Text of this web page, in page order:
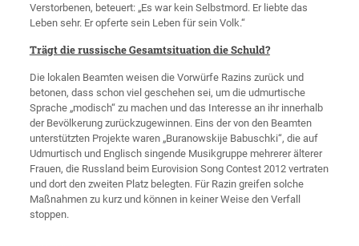
Verstorbenen, beteuert: „Es war kein Selbstmord. Er liebte das
Leben sehr. Er opferte sein Leben für sein Volk.“
Trägt die russische Gesamtsituation die Schuld?
Die lokalen Beamten weisen die Vorwürfe Razins zurück und
betonen, dass schon viel geschehen sei, um die udmurtische
Sprache „modisch“ zu machen und das Interesse an ihr innerhalb
der Bevölkerung zurückzugewinnen. Eins der von den Beamten
unterstützten Projekte waren „Buranowskije Babuschki“, die auf
Udmurtisch und Englisch singende Musikgruppe mehrerer älterer
Frauen, die Russland beim Eurovision Song Contest 2012 vertraten
und dort den zweiten Platz belegten. Für Razin greifen solche
Maßnahmen zu kurz und können in keiner Weise den Verfall
stoppen.